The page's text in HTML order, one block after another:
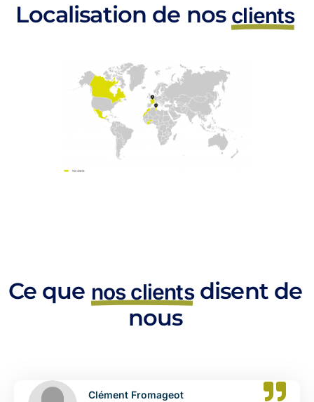
Localisation de nos clients
Ce que nos clientsdisent de
nous
Clément Fromageot